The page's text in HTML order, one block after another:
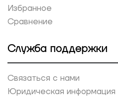
Избранное
Сравнение
Служба поддержки
Связаться с нами
Юридическая информация